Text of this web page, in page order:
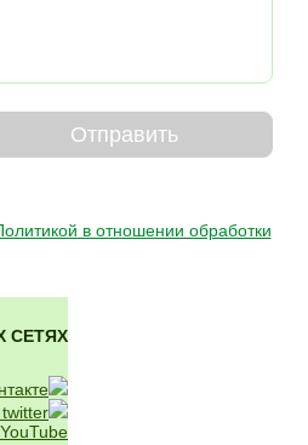
Отправить
в отношении обработки
СЕТЯХ